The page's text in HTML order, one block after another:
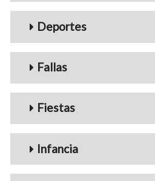
Deportes
Fallas
Fiestas
Infancia